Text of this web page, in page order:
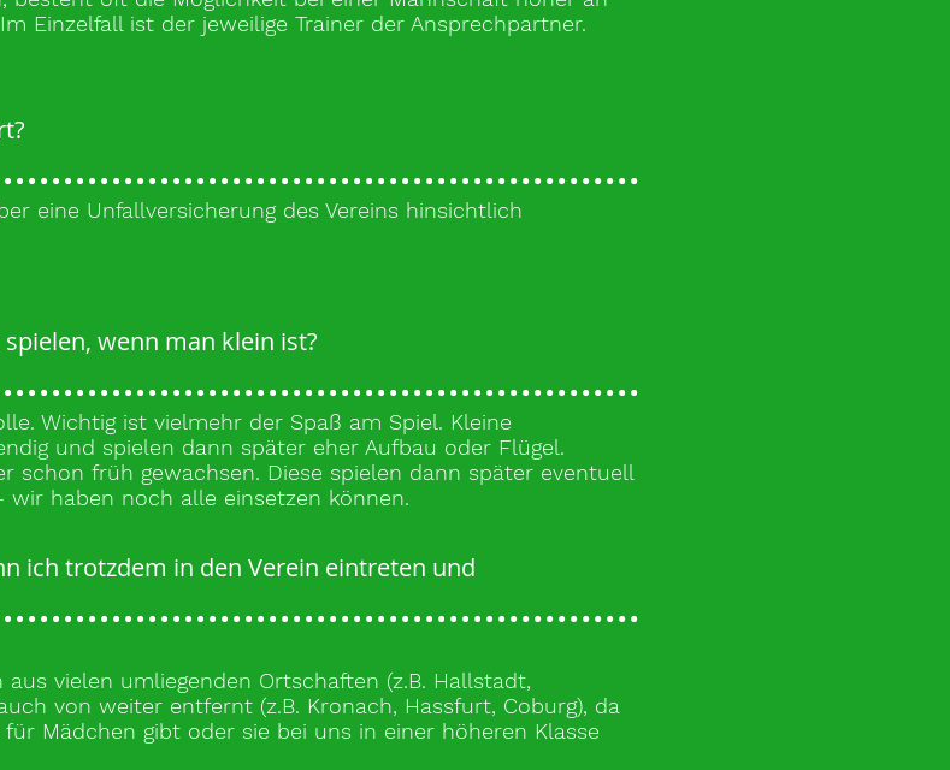
Einzelfall ist der jeweilige Trainer der Ansprechpartner.
eine Unfallversicherung des Vereins hinsichtlich
wenn man klein ist?
Wichtig ist vielmehr der Spaß am Spiel. Kleine
und spielen dann später eher Aufbau oder Flügel.
schon früh gewachsen. Diese spielen dann später eventuell
wir haben noch alle einsetzen können.
ich trotzdem in den Verein eintreten und
vielen umliegenden Ortschaften (z.B. Hallstadt,
von weiter entfernt (z.B. Kronach, Hassfurt, Coburg), da
Mädchen gibt oder sie bei uns in einer höheren Klasse